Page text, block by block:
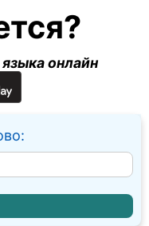
онлайн